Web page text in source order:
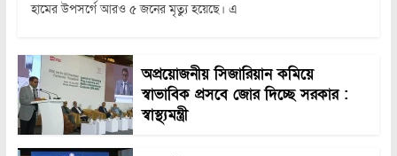
হামের উপসর্গে আরও ৫ জনের মৃত্যু হয়েছে। এ
অপ্রয়োজনীয় সিজারিয়ান কমিয়ে
স্বাভাবিক প্রসবে জোর দিচ্ছে সরকার :
স্বাস্থ্যমন্ত্রী